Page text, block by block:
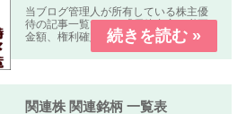
当ブログ管理人が所有している株主優
待の記事一覧です。「優待内容、必要
金額、権利確定日、優待到着日、使用
期限、優待利回り、配当利回り、オス
スメ度」などについて解説します。
関連株 関連銘柄 一覧表